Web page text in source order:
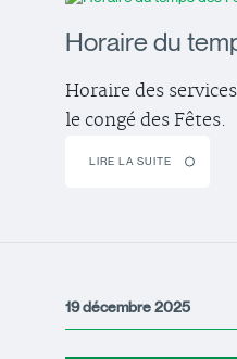
Horaire du
Horaire des
le congé des Fêtes.
LIRE LA SUITE
19 décembre 2025